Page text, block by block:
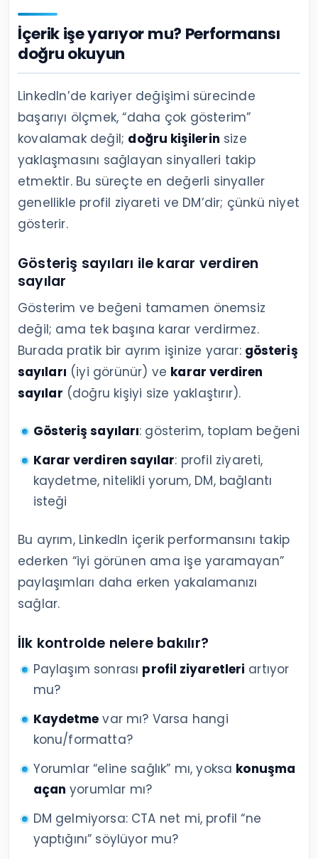
İçerik işe yarıyor mu? Performansı
doğru okuyun
LinkedIn’de kariyer değişimi sürecinde
başarıyı ölçmek, “daha çok gösterim”
kovalamak değil; doğru kişilerin size
yaklaşmasını sağlayan sinyalleri takip
etmektir. Bu süreçte en değerli sinyaller
genellikle profil ziyareti ve DM’dir; çünkü niyet
gösterir.
Gösteriş sayıları ile karar verdiren
sayılar
Gösterim ve beğeni tamamen önemsiz
değil; ama tek başına karar verdirmez.
Burada pratik bir ayrım işinize yarar: gösteriş
sayıları (iyi görünür) ve karar verdiren
sayılar (doğru kişiyi size yaklaştırır).
Gösteriş sayıları: gösterim, toplam beğeni
Karar verdiren sayılar: profil ziyareti,
kaydetme, nitelikli yorum, DM, bağlantı
isteği
Bu ayrım, LinkedIn içerik performansını takip
ederken “iyi görünen ama işe yaramayan”
paylaşımları daha erken yakalamanızı
sağlar.
İlk kontrolde nelere bakılır?
Paylaşım sonrası profil ziyaretleri artıyor
mu?
Kaydetme var mı? Varsa hangi
konu/formatta?
Yorumlar “eline sağlık” mı, yoksa konuşma
açan yorumlar mı?
DM gelmiyorsa: CTA net mi, profil “ne
yaptığını” söylüyor mu?